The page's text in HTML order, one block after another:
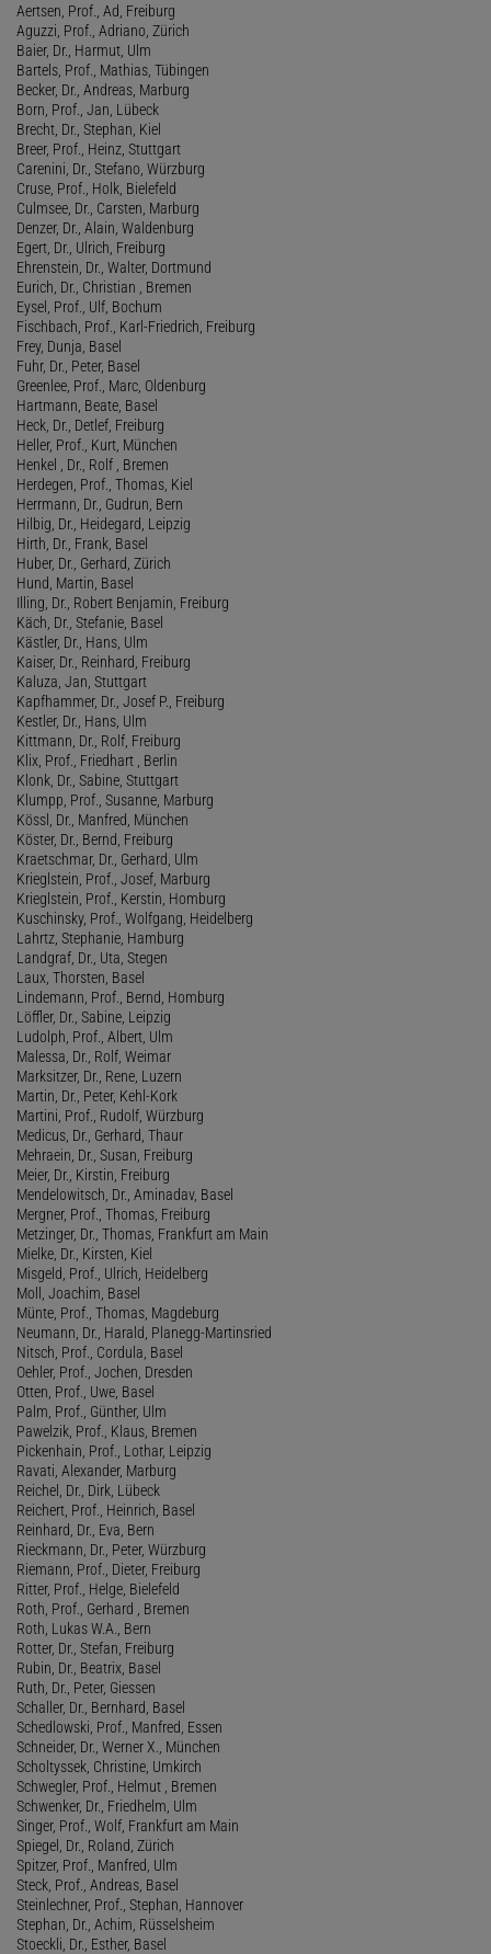
Aertsen, Prof., Ad, Freiburg
Aguzzi, Prof., Adriano, Zürich
Baier, Dr., Harmut, Ulm
Bartels, Prof., Mathias, Tübingen
Becker, Dr., Andreas, Marburg
Born, Prof., Jan, Lübeck
Brecht, Dr., Stephan, Kiel
Breer, Prof., Heinz, Stuttgart
Carenini, Dr., Stefano, Würzburg
Cruse, Prof., Holk, Bielefeld
Culmsee, Dr., Carsten, Marburg
Denzer, Dr., Alain, Waldenburg
Egert, Dr., Ulrich, Freiburg
Ehrenstein, Dr., Walter, Dortmund
Eurich, Dr., Christian , Bremen
Eysel, Prof., Ulf, Bochum
Fischbach, Prof., Karl-Friedrich, Freiburg
Frey, Dunja, Basel
Fuhr, Dr., Peter, Basel
Greenlee, Prof., Marc, Oldenburg
Hartmann, Beate, Basel
Heck, Dr., Detlef, Freiburg
Heller, Prof., Kurt, München
Henkel , Dr., Rolf , Bremen
Herdegen, Prof., Thomas, Kiel
Herrmann, Dr., Gudrun, Bern
Hilbig, Dr., Heidegard, Leipzig
Hirth, Dr., Frank, Basel
Huber, Dr., Gerhard, Zürich
Hund, Martin, Basel
Illing, Dr., Robert Benjamin, Freiburg
Käch, Dr., Stefanie, Basel
Kästler, Dr., Hans, Ulm
Kaiser, Dr., Reinhard, Freiburg
Kaluza, Jan, Stuttgart
Kapfhammer, Dr., Josef P., Freiburg
Kestler, Dr., Hans, Ulm
Kittmann, Dr., Rolf, Freiburg
Klix, Prof., Friedhart , Berlin
Klonk, Dr., Sabine, Stuttgart
Klumpp, Prof., Susanne, Marburg
Kössl, Dr., Manfred, München
Köster, Dr., Bernd, Freiburg
Kraetschmar, Dr., Gerhard, Ulm
Krieglstein, Prof., Josef, Marburg
Krieglstein, Prof., Kerstin, Homburg
Kuschinsky, Prof., Wolfgang, Heidelberg
Lahrtz, Stephanie, Hamburg
Landgraf, Dr., Uta, Stegen
Laux, Thorsten, Basel
Lindemann, Prof., Bernd, Homburg
Löffler, Dr., Sabine, Leipzig
Ludolph, Prof., Albert, Ulm
Malessa, Dr., Rolf, Weimar
Marksitzer, Dr., Rene, Luzern
Martin, Dr., Peter, Kehl-Kork
Martini, Prof., Rudolf, Würzburg
Medicus, Dr., Gerhard, Thaur
Mehraein, Dr., Susan, Freiburg
Meier, Dr., Kirstin, Freiburg
Mendelowitsch, Dr., Aminadav, Basel
Mergner, Prof., Thomas, Freiburg
Metzinger, Dr., Thomas, Frankfurt am Main
Mielke, Dr., Kirsten, Kiel
Misgeld, Prof., Ulrich, Heidelberg
Moll, Joachim, Basel
Münte, Prof., Thomas, Magdeburg
Neumann, Dr., Harald, Planegg-Martinsried
Nitsch, Prof., Cordula, Basel
Oehler, Prof., Jochen, Dresden
Otten, Prof., Uwe, Basel
Palm, Prof., Günther, Ulm
Pawelzik, Prof., Klaus, Bremen
Pickenhain, Prof., Lothar, Leipzig
Ravati, Alexander, Marburg
Reichel, Dr., Dirk, Lübeck
Reichert, Prof., Heinrich, Basel
Reinhard, Dr., Eva, Bern
Rieckmann, Dr., Peter, Würzburg
Riemann, Prof., Dieter, Freiburg
Ritter, Prof., Helge, Bielefeld
Roth, Prof., Gerhard , Bremen
Roth, Lukas W.A., Bern
Rotter, Dr., Stefan, Freiburg
Rubin, Dr., Beatrix, Basel
Ruth, Dr., Peter, Giessen
Schaller, Dr., Bernhard, Basel
Schedlowski, Prof., Manfred, Essen
Schneider, Dr., Werner X., München
Scholtyssek, Christine, Umkirch
Schwegler, Prof., Helmut , Bremen
Schwenker, Dr., Friedhelm, Ulm
Singer, Prof., Wolf, Frankfurt am Main
Spiegel, Dr., Roland, Zürich
Spitzer, Prof., Manfred, Ulm
Steck, Prof., Andreas, Basel
Steinlechner, Prof., Stephan, Hannover
Stephan, Dr., Achim, Rüsselsheim
Stoeckli, Dr., Esther, Basel